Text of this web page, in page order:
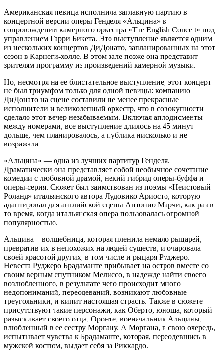
Американская певица исполнила заглавную партию в
концертной версии оперы Генделя «Альцина» в
сопровождении камерного оркестра «The English Concert» под
управлением Гарри Бикета. Это выступление является одним
из нескольких концертов ДиДонато, запланированных на этот
сезон в Карнеги-холле. В этом зале позже она представит
зрителям программу из произведений камерной музыки.
Но, несмотря на ее блистательное выступление, этот концерт
не был триумфом только для одной певицы: компанию
ДиДонато на сцене составили не менее прекрасные
исполнители и великолепный оркестр, что в совокупности
сделало этот вечер незабываемым. Включая аплодисменты
между номерами, все выступление длилось на 45 минут
дольше, чем планировалось, а публика нисколько и не
возражала.
«Альцина» — одна из лучших партитур Генделя.
Драматически она представляет собой необычное сочетание
комедии с любовной драмой, некий гибрид оперы-буффа и
оперы-серия. Сюжет был заимствован из поэмы «Неистовый
Роланд» итальянского автора Лудовико Ариосто, которую
адаптировал для английской сцены Антонио Марчи, как раз в
то время, когда итальянская опера пользовалась огромной
популярностью.
Альцина – волшебница, которая пленила немало рыцарей,
превратив их в непохожих на людей существ, и очаровала
своей красотой других, в том числе и рыцаря Руджеро.
Невеста Руджеро Брадаманте прибывает на остров вместе со
своим верным спутником Мелиссо, в надежде найти своего
возлюбленного, в результате чего происходит много
недопониманий, переодеваний, возникают любовные
треугольники, и кипит настоящая страсть. Также в сюжете
присутствуют такие персонажи, как Оберто, юноша, который
разыскивает своего отца, Оронте, военачальник Альцины,
влюбленный в ее сестру Моргану. А Моргана, в свою очередь,
испытывает чувства к Брадаманте, которая, переодевшись в
мужской костюм, выдает себя за Риккардо.